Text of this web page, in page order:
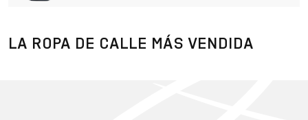
LA ROPA DE CALLE MÁS VENDIDA